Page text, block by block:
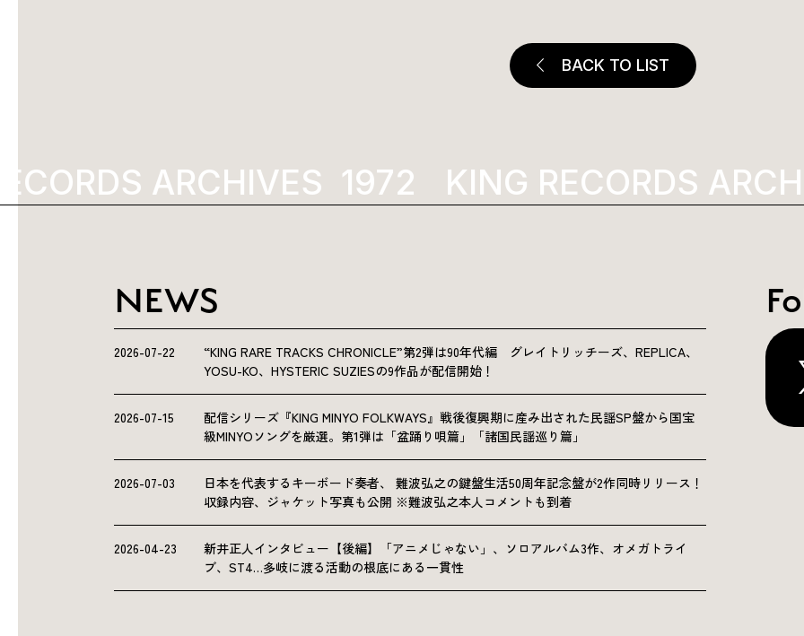
BACK TO LIST
ARCHIVES 1972 KING RECORDS
NEWS
2026-07-22
“KING RARE TRACKS CHRONICLE”第2弾は90年代編 グレイトリッチーズ、REPLICA、
YOSU-KO、HYSTERIC SUZIESの9作品が配信開始！
2026-07-15
配信シリーズ『KING MINYO FOLKWAYS』戦後復興期に産み出された民謡SP盤から国宝
級MINYOソングを厳選。第1弾は「盆踊り唄篇」「諸国民謡巡り篇」
2026-07-03
日本を代表するキーボード奏者、 難波弘之の鍵盤生活50周年記念盤が2作同時リリース！
収録内容、ジャケット写真も公開 ※難波弘之本人コメントも到着
2026-04-23
新井正人インタビュー【後編】「アニメじゃない」、ソロアルバム3作、オメガトライ
ブ、ST4…多岐に渡る活動の根底にある一貫性